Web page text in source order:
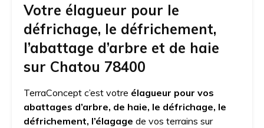
Votre élagueur pour le
défrichage, le défrichement,
l’abattage d’arbre et de haie
sur Chatou 78400
TerraConcept c’est votre élagueur pour vos
abattages d’arbre, de haie, le défrichage, le
défrichement, l’élagage de vos terrains sur